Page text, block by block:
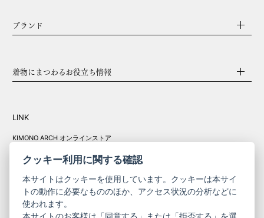
ブランド
着物にまつわるお役立ち情報
LINK
KIMONO ARCH オンラインストア
きものやまと振
クッキー利用に関する確認
本サイトはクッキーを使用しています。クッキーは本サイ
トの動作に必要なもののほか、アクセス状況の分析などに
使われます。
本サイトのお客様は「同意する」または「拒否する」を選